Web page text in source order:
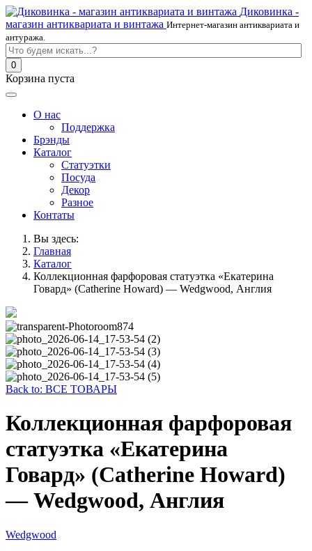
Диковинка -
магазин антиквариата и винтажа Интернет-магазин антиквариата и
антуража.
0
Корзина пуста
О нас
Поддержка
Брэнды
Каталог
Статуэтки
Посуда
Декор
Разное
Контаты
Вы здесь:
Главная
Каталог
Коллекционная фарфоровая статуэтка «Екатерина
Говард» (Catherine Howard) — Wedgwood, Англия
Back to: ВСЕ ТОВАРЫ
Коллекционная фарфоровая
статуэтка «Екатерина
Говард» (Catherine Howard)
— Wedgwood, Англия
Wedgwood